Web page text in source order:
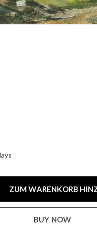
ZUM WARENKORB
BUY NOW